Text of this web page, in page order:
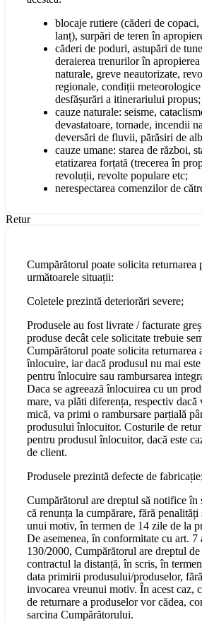
blocaje rutiere (căderi de
lanț), surpări de teren în
căderi de poduri, astupări de
deraierea trenurilor în
naturale, greve neautorizate,
regionale, condiții
desfășurări a itinerariului propus;
cauze naturale: seisme,
devastatoare, tornade, incendii
deversări de fluvii, părăsiri de
cauze umane: starea de război,
etatizarea forțată (trecerea în
revoluții, revolte populare etc;
nerespectarea comenzilor de
Retur
Cumpărătorul poate solicita returnarea
următoarele situații:
Coletele prezintă deteriorări severe;
Produsele au fost livrate / facturate
produse decât cele solicitate trebuie
Cumpărătorul poate solicita returnarea
înlocuire, iar dacă produsul nu mai
pentru înlocuire sau rambursarea
Daca se agreează înlocuirea cu un
mare, va plăti diferența, respectiv dacă
mică, va primi o rambursare parțială
produsului înlocuitor. Costurile de
pentru produsul înlocuitor, dacă este
de client.
Produsele prezintă defecte de
Cumpărătorul are dreptul să notifice
că renunța la cumpărare, fără
unui motiv, în termen de 14 zile de la
De asemenea, în conformitate cu art.
130/2000, Cumpărătorul are dreptul
contractul la distanță, în scris, în
data primirii produsului/produselor,
invocarea vreunui motiv. În acest caz,
de returnare a produselor vor cădea,
sarcina Cumpărătorului.